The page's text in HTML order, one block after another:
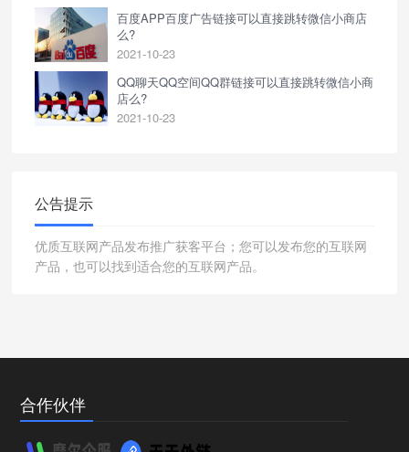
百度APP百度广告链接可以直接跳转微信小商店
么?
2021-10-23
QQ聊天QQ空间QQ群链接可以直接跳转微信小商
店么?
2021-10-23
公告提示
优质互联网产品发布推广获客平台；您可以发布您的互联网
产品，也可以找到适合您的互联网产品。
合作伙伴